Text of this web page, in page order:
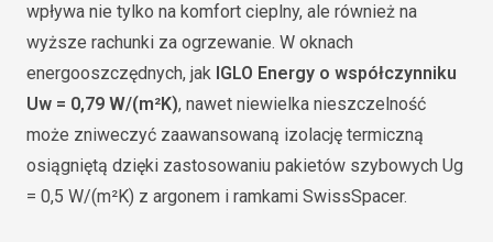
wpływa nie tylko na komfort cieplny, ale również na
wyższe rachunki za ogrzewanie. W oknach
energooszczędnych, jak IGLO Energy o współczynniku
Uw = 0,79 W/(m²K), nawet niewielka nieszczelność
może zniweczyć zaawansowaną izolację termiczną
osiągniętą dzięki zastosowaniu pakietów szybowych Ug
= 0,5 W/(m²K) z argonem i ramkami SwissSpacer.